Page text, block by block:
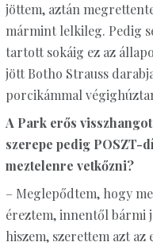
jöttem, aztán
mármint lelkileg. Pedig
tartott sokáig ez az
jött Botho Strauss
porcikámmal
A Park erős
szerepe pedig POSZT-
meztelenre vetkőzni?
– Meglepődtem, hogy
éreztem, innentől bármi
hiszem, szerettem azt az